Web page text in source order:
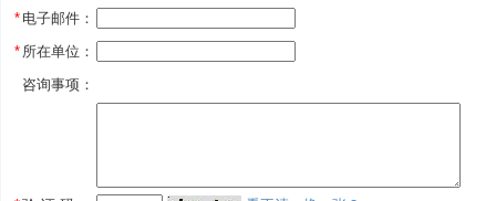
* 电子邮件：
* 所在单位：
咨询事项：